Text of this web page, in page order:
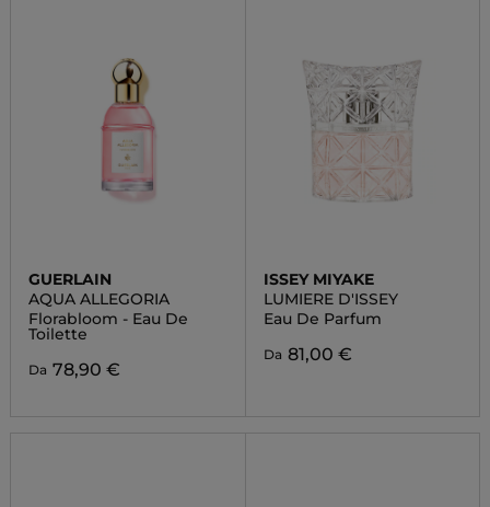
GUERLAIN
AQUA ALLEGORIA
Florabloom - Eau De
Toilette
Da 78,90 €
ISSEY MIYAKE
LUMIERE D'ISSEY
Eau De Parfum
Da 81,00 €